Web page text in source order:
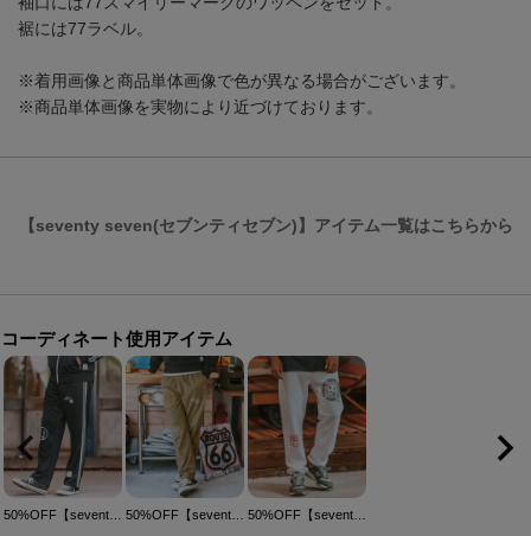
裾には77ラベル。
※着用画像と商品単体画像で色が異なる場合がございます。
※商品単体画像を実物により近づけております。
【seventy seven(セブンティセブン)】アイテム一覧はこちらから
コーディネート使用アイテム